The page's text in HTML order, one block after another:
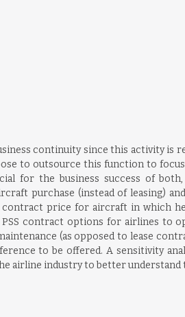
continuity since this activity is
to outsource this function to
for the business success of
purchase (instead of leasing)
price for aircraft in which
contract options for airlines to
(as opposed to lease
to be offered. A sensitivity
airline industry to better understand